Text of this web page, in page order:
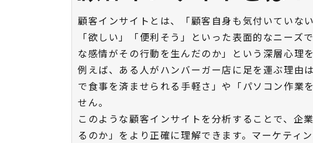
顧客インサイトとは、「顧客自身も気付いていな
「欲しい」「便利そう」といった表面的なニーズ
な感情がその行動を生んだのか」という深層心理
例えば、ある人がハンバーガー店に足を運ぶ理由
で食事を済ませられる手軽さ」や「パソコン作業
せん。
このような顧客インサイトを分析することで、企
るのか」をより正確に理解できます。マーケティ